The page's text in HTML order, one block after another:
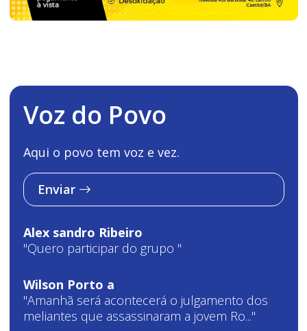
Voz do Povo
Aqui o povo tem voz e vez.
Enviar
Alex sandro Ribeiro
"Quero participar do grupo "
Wilson Porto a
"Amanhã será acontecerá o julgamento dos
meliantes que assassinaram a jovem Ro..."